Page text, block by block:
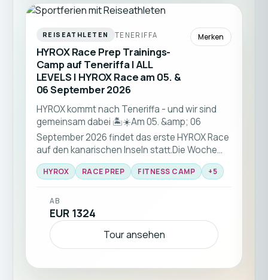
REISEATHLETEN TENERIFFA
HYROX Race Prep Trainings-
Camp auf Teneriffa | ALL
LEVELS | HYROX Race am 05. &
06 September 2026
Merken
HYROX kommt nach Teneriffa - und wir sind
gemeinsam dabei 🏝️☀️Am 05. &amp; 06
September 2026 findet das erste HYROX Race
auf den kanarischen Inseln statt.Die Woche
zuvor findet das einzigartige HYROX RACE-
PREP Trainings-Camp mit einem Team aus
HYROX RACE PREP FITNESS CAMP +5
AB
EUR 1324
Tour ansehen